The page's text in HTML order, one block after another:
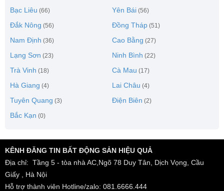
Bạc Liêu (66) Yên Bái (56)
Đắk Nông (56) Đồng Tháp (51)
Nam Định (36) Cao Bằng (27)
Lạng Sơn (23) Ninh Bình (22)
Trà Vinh (18) Cà Mau (17)
Hà Giang (4) Lai Châu (4)
Tuyên Quang (3) Điện Biên (2)
Bắc Kạn (0)
KÊNH ĐĂNG TIN BẤT ĐỘNG SẢN HIỆU QUẢ
Địa chỉ: Tầng 5 - tòa nhà AC,Ngõ 78 Duy Tân, Dịch Vọng, Cầu
Giấy , Hà Nội
Hỗ trợ thành viên Hotline/zalo: 081.6666.444